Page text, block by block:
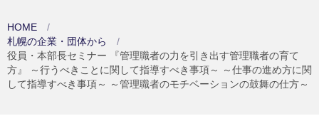
HOME
札幌の企業・団体から
役員・本部長セミナー 『管理職者の力を引き出す管理職者の育て
方』 ～行うべきことに関して指導すべき事項～ ～仕事の進め方に関
して指導すべき事項～ ～管理職者のモチベーションの鼓舞の仕方～